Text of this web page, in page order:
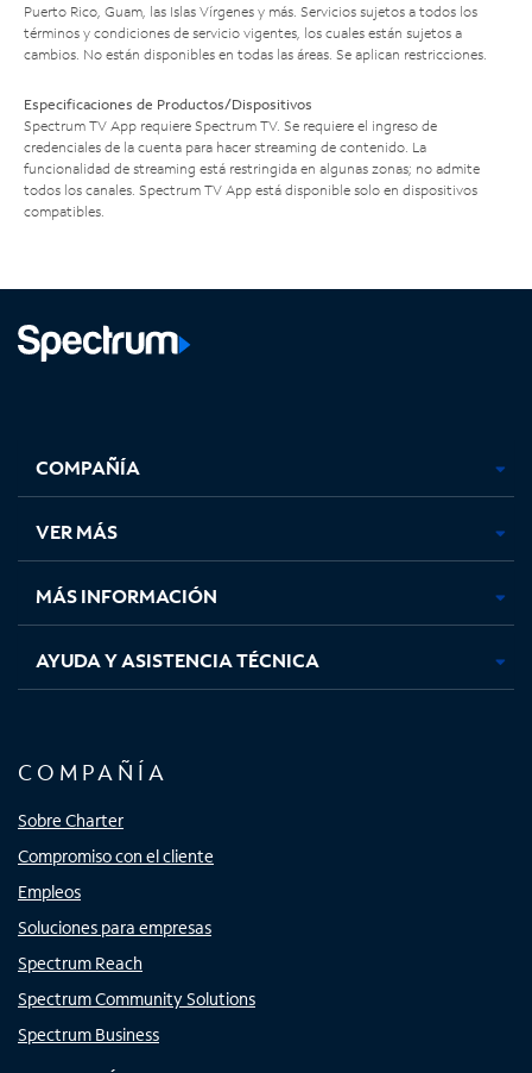
Puerto Rico, Guam, las Islas Vírgenes y más. Servicios sujetos a todos los
términos y condiciones de servicio vigentes, los cuales están sujetos a
cambios. No están disponibles en todas las áreas. Se aplican restricciones.
Especificaciones de Productos/Dispositivos
Spectrum TV App requiere Spectrum TV. Se requiere el ingreso de
credenciales de la cuenta para hacer streaming de contenido. La
funcionalidad de streaming está restringida en algunas zonas; no admite
todos los canales. Spectrum TV App está disponible solo en dispositivos
compatibles.
abre
pestaña
nueva
abre
pestaña
nueva
abre
pestaña
nuevanueva
COMPAÑÍA
VER MÁS
MÁS INFORMACIÓN
AYUDA Y ASISTENCIA TÉCNICA
COMPAÑÍA
Sobre Charter
Compromiso con el cliente
Empleos
Soluciones para empresas
Spectrum Reach
Spectrum Community Solutions
Spectrum Business